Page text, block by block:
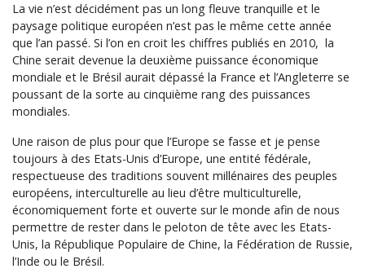
La vie n’est décidément pas un long fleuve tranquille et le
paysage politique européen n’est pas le même cette année
que l’an passé. Si l’on en croit les chiffres publiés en 2010, la
Chine serait devenue la deuxième puissance économique
mondiale et le Brésil aurait dépassé la France et l’Angleterre se
poussant de la sorte au cinquième rang des puissances
mondiales.
Une raison de plus pour que l’Europe se fasse et je pense
toujours à des Etats-Unis d’Europe, une entité fédérale,
respectueuse des traditions souvent millénaires des peuples
européens, interculturelle au lieu d’être multiculturelle,
économiquement forte et ouverte sur le monde afin de nous
permettre de rester dans le peloton de tête avec les Etats-
Unis, la République Populaire de Chine, la Fédération de Russie,
l’Inde ou le Brésil.